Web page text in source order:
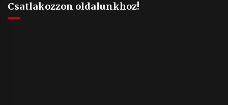
Csatlakozzon oldalunkhoz!